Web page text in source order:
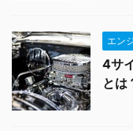
エン
4サ
とは